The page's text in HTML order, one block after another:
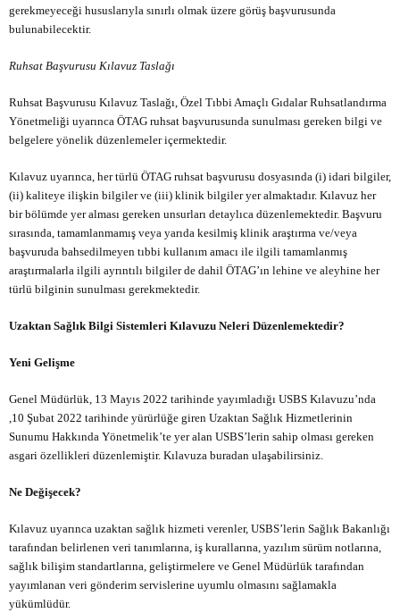
gerekmeyeceği hususlarıyla sınırlı olmak üzere görüş başvurusunda
bulunabilecektir.
Ruhsat Başvurusu Kılavuz Taslağı
Ruhsat Başvurusu Kılavuz Taslağı, Özel Tıbbi Amaçlı Gıdalar Ruhsatlandırma
Yönetmeliği uyarınca ÖTAG ruhsat başvurusunda sunulması gereken bilgi ve
belgelere yönelik düzenlemeler içermektedir.
Kılavuz uyarınca, her türlü ÖTAG ruhsat başvurusu dosyasında (i) idari bilgiler,
(ii) kaliteye ilişkin bilgiler ve (iii) klinik bilgiler yer almaktadır. Kılavuz her
bir bölümde yer alması gereken unsurları detaylıca düzenlemektedir. Başvuru
sırasında, tamamlanmamış veya yarıda kesilmiş klinik araştırma ve/veya
başvuruda bahsedilmeyen tıbbi kullanım amacı ile ilgili tamamlanmış
araştırmalarla ilgili ayrıntılı bilgiler de dahil ÖTAG’ın lehine ve aleyhine her
türlü bilginin sunulması gerekmektedir.
Uzaktan Sağlık Bilgi Sistemleri Kılavuzu Neleri Düzenlemektedir?
Yeni Gelişme
Genel Müdürlük, 13 Mayıs 2022 tarihinde yayımladığı USBS Kılavuzu’nda
,10 Şubat 2022 tarihinde yürürlüğe giren Uzaktan Sağlık Hizmetlerinin
Sunumu Hakkında Yönetmelik’te yer alan USBS’lerin sahip olması gereken
asgari özellikleri düzenlemiştir. Kılavuza buradan ulaşabilirsiniz.
Ne Değişecek?
Kılavuz uyarınca uzaktan sağlık hizmeti verenler, USBS’lerin Sağlık Bakanlığı
tarafından belirlenen veri tanımlarına, iş kurallarına, yazılım sürüm notlarına,
sağlık bilişim standartlarına, geliştirmelere ve Genel Müdürlük tarafından
yayımlanan veri gönderim servislerine uyumlu olmasını sağlamakla
yükümlüdür.